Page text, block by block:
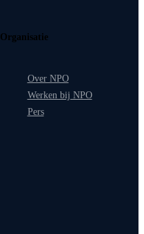
Organisatie
Over NPO
Werken bij NPO
Pers